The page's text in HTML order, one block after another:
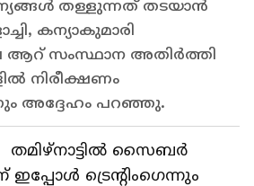
തള്ളുന്നത് തടയാൻ
കന്യാകുമാരി
ആറ് സംസ്ഥാന അതിർത്തി
നിരീക്ഷണം
അദ്ദേഹം പറഞ്ഞു.
തമിഴ്‍നാട്ടില്‍ സൈബര്‍
ട്രെന്‍റിംഗെന്നും